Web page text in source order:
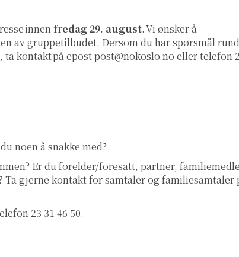
innenfredag 29. august. Vi ønsker å
av gruppetilbudet. Dersom du har spørsmål
kontakt på epostpost@nokoslo.no eller telefon
noen å snakke med?
Er du forelder/foresatt, partner,
gjerne kontakt for samtaler og familiesamtaler
23 31 46 50.